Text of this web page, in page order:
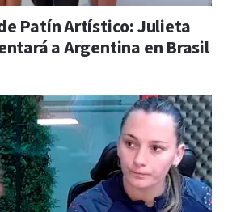
Patín Artístico: Julieta
a Argentina en Brasil